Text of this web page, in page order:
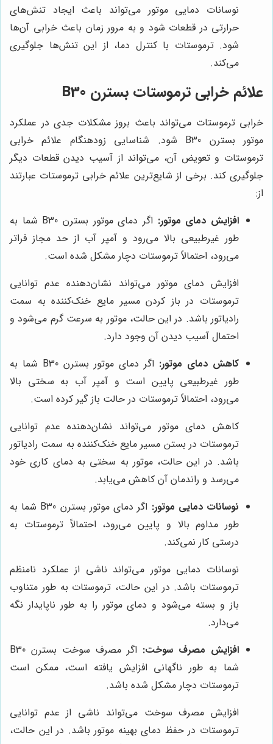
نوسانات دمایی موتور می‌تواند باعث ایجاد تنش‌های
حرارتی در قطعات شود و به مرور زمان باعث خرابی آن‌ها
شود. ترموستات با کنترل دما، از این تنش‌ها جلوگیری
می‌کند.
علائم خرابی ترموستات بسترن B30
خرابی ترموستات می‌تواند باعث بروز مشکلات جدی در عملکرد
موتور بسترن B30 شود. شناسایی زودهنگام علائم خرابی
ترموستات و تعویض آن، می‌تواند از آسیب دیدن قطعات دیگر
جلوگیری کند. برخی از شایع‌ترین علائم خرابی ترموستات عبارتند
از:
افزایش دمای موتور:
اگر دمای موتور بسترن B30 شما به
طور غیرطبیعی بالا می‌رود و آمپر آب از حد مجاز فراتر
می‌رود، احتمالاً ترموستات دچار مشکل شده است.
افزایش دمای موتور می‌تواند نشان‌دهنده عدم توانایی
ترموستات در باز کردن مسیر مایع خنک‌کننده به سمت
رادیاتور باشد. در این حالت، موتور به سرعت گرم می‌شود و
احتمال آسیب دیدن آن وجود دارد.
کاهش دمای موتور:
اگر دمای موتور بسترن B30 شما به
طور غیرطبیعی پایین است و آمپر آب به سختی بالا
می‌رود، احتمالاً ترموستات در حالت باز گیر کرده است.
کاهش دمای موتور می‌تواند نشان‌دهنده عدم توانایی
ترموستات در بستن مسیر مایع خنک‌کننده به سمت رادیاتور
باشد. در این حالت، موتور به سختی به دمای کاری خود
می‌رسد و راندمان آن کاهش می‌یابد.
نوسانات دمایی موتور:
اگر دمای موتور بسترن B30 شما به
طور مداوم بالا و پایین می‌رود، احتمالاً ترموستات به
درستی کار نمی‌کند.
نوسانات دمایی موتور می‌تواند ناشی از عملکرد نامنظم
ترموستات باشد. در این حالت، ترموستات به طور متناوب
باز و بسته می‌شود و دمای موتور را به طور ناپایدار نگه
می‌دارد.
افزایش مصرف سوخت:
اگر مصرف سوخت بسترن B30
شما به طور ناگهانی افزایش یافته است، ممکن است
ترموستات دچار مشکل شده باشد.
افزایش مصرف سوخت می‌تواند ناشی از عدم توانایی
ترموستات در حفظ دمای بهینه موتور باشد. در این حالت،